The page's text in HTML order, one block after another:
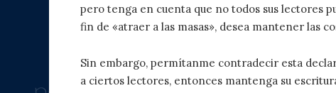
pero tenga en cuenta que no todos sus lectores
fin de «atraer a las masas», desea mantener las
Sin embargo, permítanme contradecir esta
a ciertos lectores, entonces mantenga su